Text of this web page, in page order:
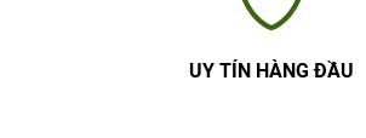
UY TÍN HÀNG ĐẦU